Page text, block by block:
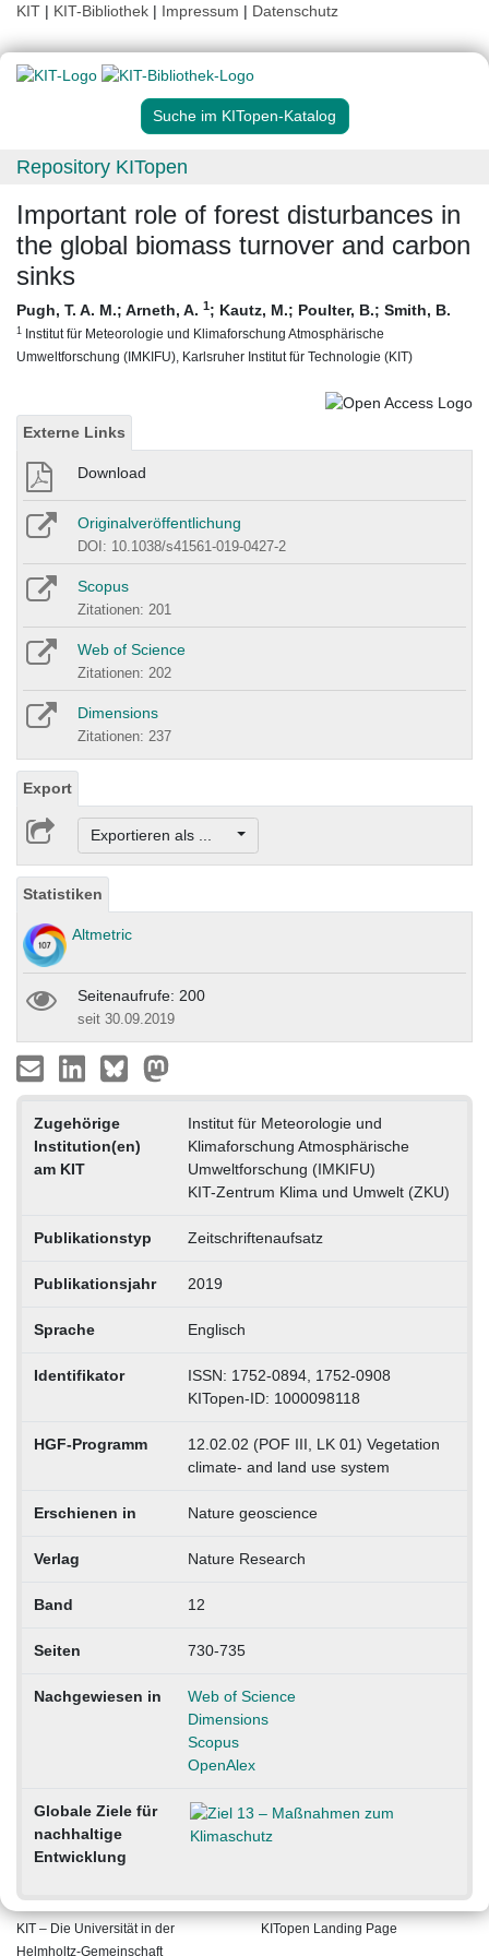
KIT | KIT-Bibliothek | Impressum | Datenschutz
Suche im KITopen-Katalog
Repository KITopen
Important role of forest disturbances in
the global biomass turnover and carbon
sinks
Pugh, T. A. M.; Arneth, A. 1; Kautz, M.; Poulter, B.; Smith, B.
1 Institut für Meteorologie und Klimaforschung Atmosphärische
Umweltforschung (IMKIFU), Karlsruher Institut für Technologie (KIT)
Externe Links
Download
Originalveröffentlichung
DOI: 10.1038/s41561-019-0427-2
Scopus
Zitationen: 201
Web of Science
Zitationen: 202
Dimensions
Zitationen: 237
Export
Exportieren als ...
Statistiken
Altmetric
Seitenaufrufe: 200
seit 30.09.2019
Zugehörige
Institution(en)
am KIT
Institut für Meteorologie und
Klimaforschung Atmosphärische
Umweltforschung (IMKIFU)
KIT-Zentrum Klima und Umwelt (ZKU)
Publikationstyp Zeitschriftenaufsatz
Publikationsjahr 2019
Sprache Englisch
Identifikator
ISSN: 1752-0894, 1752-0908
KITopen-ID: 1000098118
HGF-Programm
12.02.02 (POF III, LK 01) Vegetation
climate- and land use system
Erschienen in Nature geoscience
Verlag Nature Research
Band 12
Seiten 730-735
Nachgewiesen in
Web of Science
Dimensions
Scopus
OpenAlex
Globale Ziele für
nachhaltige
Entwicklung
KIT – Die Universität in der
Helmholtz-Gemeinschaft
KITopen Landing Page